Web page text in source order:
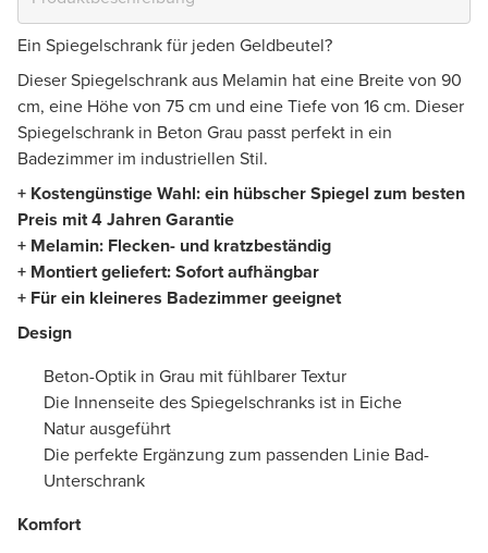
Ein Spiegelschrank für jeden Geldbeutel?
Dieser Spiegelschrank aus Melamin hat eine Breite von 90
cm, eine Höhe von 75 cm und eine Tiefe von 16 cm. Dieser
Spiegelschrank in Beton Grau passt perfekt in ein
Badezimmer im industriellen Stil.
+ Kostengünstige Wahl: ein hübscher Spiegel zum besten
Preis mit 4 Jahren Garantie
+ Melamin: Flecken- und kratzbeständig
+ Montiert geliefert: Sofort aufhängbar
+ Für ein kleineres Badezimmer geeignet
Design
Beton-Optik in Grau mit fühlbarer Textur
Die Innenseite des Spiegelschranks ist in Eiche
Natur ausgeführt
Die perfekte Ergänzung zum passenden Linie Bad-
Unterschrank
Komfort